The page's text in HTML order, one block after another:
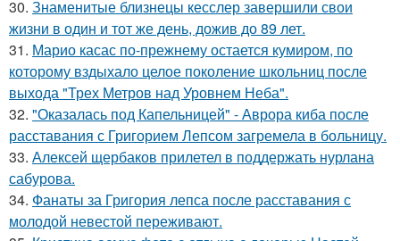
30. Знаменитые близнецы кесслер завершили свои
жизни в один и тот же день, дожив до 89 лет.
31. Марио касас по-прежнему остается кумиром, по
которому вздыхало целое поколение школьниц после
выхода "Трех Метров над Уровнем Неба".
32. "Оказалась под Капельницей" - Аврора киба после
расставания с Григорием Лепсом загремела в больницу.
33. Алексей щербаков прилетел в поддержать нурлана
сабурова.
34. Фанаты за Григория лепса после расставания с
молодой невестой переживают.